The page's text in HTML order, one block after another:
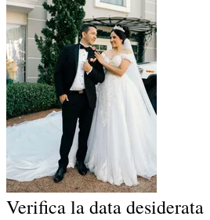
Verifica la data desiderata